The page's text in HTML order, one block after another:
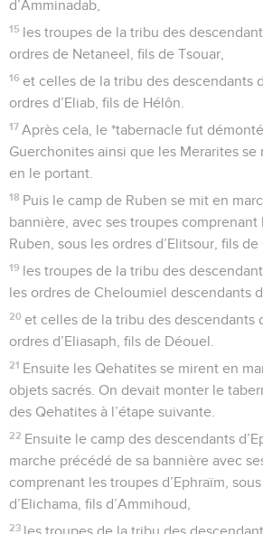
d’Amminadab,
15 les troupes de la tribu des
ordres de Netaneel, fils de Tsouar,
16 et celles de la tribu des descendants
ordres d’Eliab, fils de Hélôn.
17 Après cela, le *tabernacle fut
Guerchonites ainsi que les Merarites se
en le portant.
18 Puis le camp de Ruben se mit en
bannière, avec ses troupes comprenant
Ruben, sous les ordres d’Elitsour, fils de
19 les troupes de la tribu des
les ordres de Cheloumiel descendants
20 et celles de la tribu des descendants
ordres d’Eliasaph, fils de Déouel.
21 Ensuite les Qehatites se mirent en
objets sacrés. On devait monter le
des Qehatites à l’étape suivante.
22 Ensuite le camp des descendants
marche précédé de sa bannière avec
comprenant les troupes d’Ephraïm,
d’Elichama, fils d’Ammihoud,
23 les troupes de la tribu des